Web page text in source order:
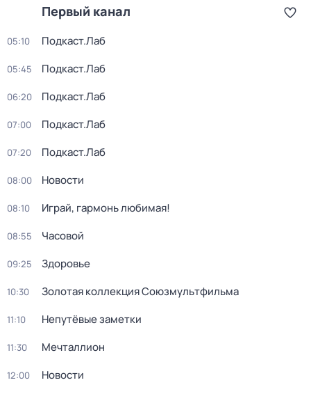
Первый канал
05:10 Подкаст.Лаб
05:45 Подкаст.Лаб
06:20 Подкаст.Лаб
07:00 Подкаст.Лаб
07:20 Подкаст.Лаб
08:00 Новости
08:10 Играй, гармонь любимая!
08:55 Часовой
09:25 Здоровье
10:30 Золотая коллекция Союзмультфильма
11:10 Непутёвые заметки
11:30 Мечталлион
12:00 Новости